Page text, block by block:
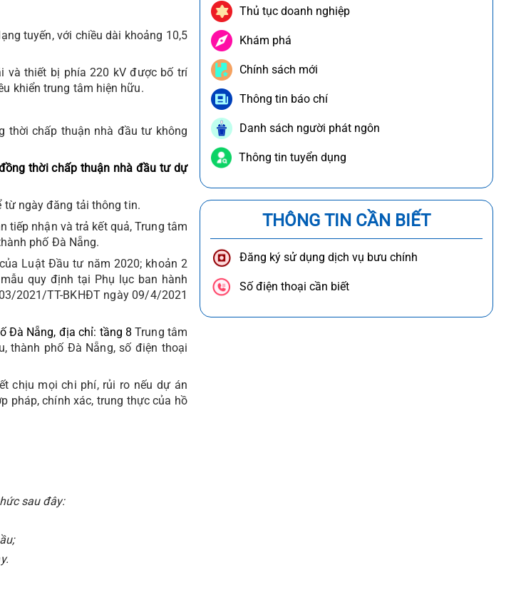
tuyến, với chiều dài khoảng 10,5
và thiết bị phía 220 kV được bố trí
khiển trung tâm hiện hữu.
thời chấp thuận nhà đầu tư không
thời chấp thuận nhà đầu tư dự
từ ngày đăng tải thông tin.
tiếp nhận và trả kết quả, Trung tâm
phố Đà Nẵng.
Luật Đầu tư năm 2020; khoản 2
quy định tại Phụ lục ban hành
2021/TT-BKHĐT ngày 09/4/2021
Đà Nẵng, địa chỉ: tầng 8Trung tâm
thành phố Đà Nẵng, số điện thoại
chịu mọi chi phí, rủi ro nếu dự án
pháp, chính xác, trung thực của hồ
sau đây:
Thủ tục doanh nghiệp
Khám phá
Chính sách mới
Thông tin báo chí
Danh sách người phát ngôn
Thông tin tuyển dụng
THÔNG TIN CẦN BIẾT
Đăng ký sử dụng dịch vụ bưu chính
Số điện thoại cần biết